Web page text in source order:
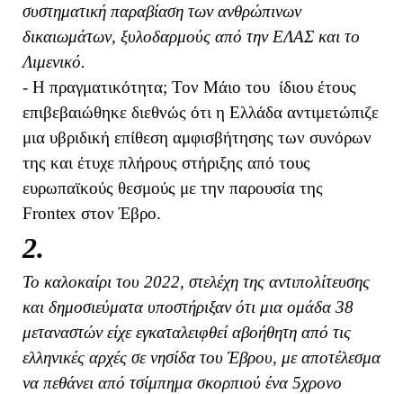
συστηματική παραβίαση των ανθρώπινων
δικαιωμάτων, ξυλοδαρμούς από την ΕΛΑΣ και το
Λιμενικό.
- Η πραγματικότητα; Τον Μάιο του ίδιου έτους
επιβεβαιώθηκε διεθνώς ότι η Ελλάδα αντιμετώπιζε
μια υβριδική επίθεση αμφισβήτησης των συνόρων
της και έτυχε πλήρους στήριξης από τους
ευρωπαϊκούς θεσμούς με την παρουσία της
Frontex στον Έβρο.
2.
Το καλοκαίρι του 2022, στελέχη της αντιπολίτευσης
και δημοσιεύματα υποστήριξαν ότι μια ομάδα 38
μεταναστών είχε εγκαταλειφθεί αβοήθητη από τις
ελληνικές αρχές σε νησίδα του Έβρου, με αποτέλεσμα
να πεθάνει από τσίμπημα σκορπιού ένα 5χρονο